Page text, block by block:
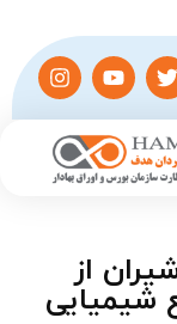
از
شيميایی